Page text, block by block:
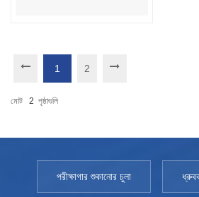
1 2
মোট 2 পৃষ্ঠাগুলি
পরীক্ষাগার শুকানোর চুলা